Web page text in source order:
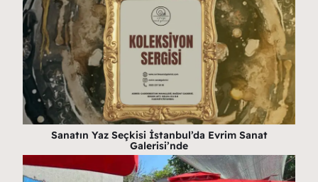
Sanatın Yaz Seçkisi İstanbul’da Evrim Sanat
Galerisi’nde